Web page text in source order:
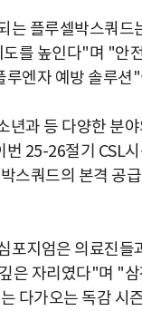
플루셀박스쿼
를 높인다"며 "안
엔자 예방 솔루션
과 등 다양한 분
25-26절기 CSL
스쿼드의 본격 공
지엄은 의료진들
은 자리였다"며 "
다가오는 독감 시